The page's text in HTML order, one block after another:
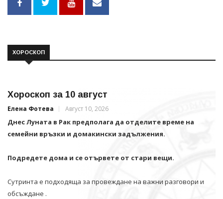
ХОРОСКОП
Хороскоп за 10 август
Елена Фотева Август 10, 2026
Днес Луната в Рак предполага да отделите време на
семейни връзки и домакински задължения.
Подредете дома и се отървете от стари вещи.
Сутринта е подходяща за провеждане на важни разговори и
обсъждане .